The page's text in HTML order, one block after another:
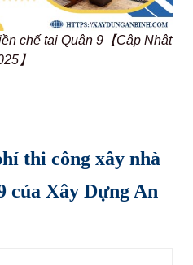
chế tại Quận 9【Cập Nhật
】
thi công xây nhà
của Xây Dựng An